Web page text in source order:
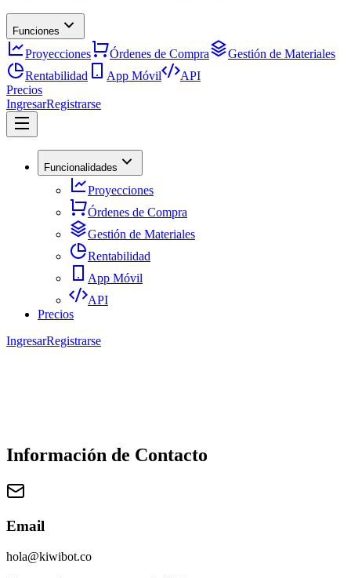
Funciones
Proyecciones Órdenes de Compra
Gestión de Materiales
Rentabilidad
App Móvil
API
Precios
IngresarRegistrarse
Funcionalidades
Proyecciones
Órdenes de Compra
Gestión de Materiales
Rentabilidad
App Móvil
API
Precios
IngresarRegistrarse
Información de Contacto
Email
hola@kiwibot.co